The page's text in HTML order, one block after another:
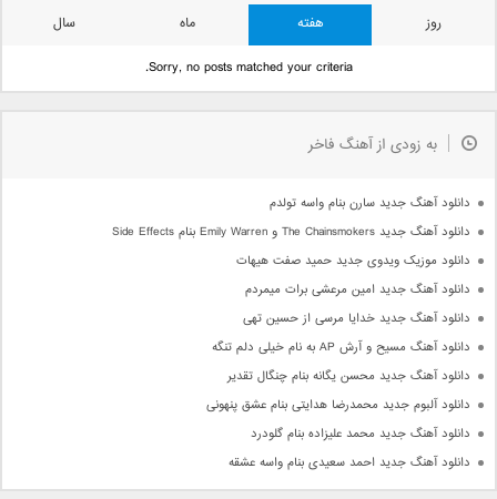
روز هفته ماه
سال
Sorry, no posts matched your criteria.
به زودی از آهنگ فاخر
دانلود آهنگ جدید سارن بنام واسه تولدم
دانلود آهنگ جدید The Chainsmokers و Emily Warren بنام Side Effects
دانلود موزیک ویدوی جدید حمید صفت هیهات
دانلود آهنگ جدید امین مرعشی برات میمردم
دانلود آهنگ جدید خدایا مرسی از حسین تهی
دانلود آهنگ مسیح و آرش AP به نام خیلی دلم تنگه
دانلود آهنگ جدید محسن یگانه بنام چنگال تقدیر
دانلود آلبوم جدید محمدرضا هدایتی بنام عشق پنهونی
دانلود آهنگ جدید محمد علیزاده بنام گلودرد
دانلود آهنگ جدید احمد سعیدی بنام واسه عشقه